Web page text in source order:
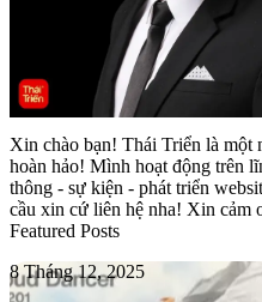
Xin chào bạn! Thái Triển là một
hoàn hảo! Mình hoạt động trên
thông - sự kiện - phát triển
cầu xin cứ liên hệ nha! Xin cảm
Featured Posts
PANTONE
11-
8 Tháng 12, 2025